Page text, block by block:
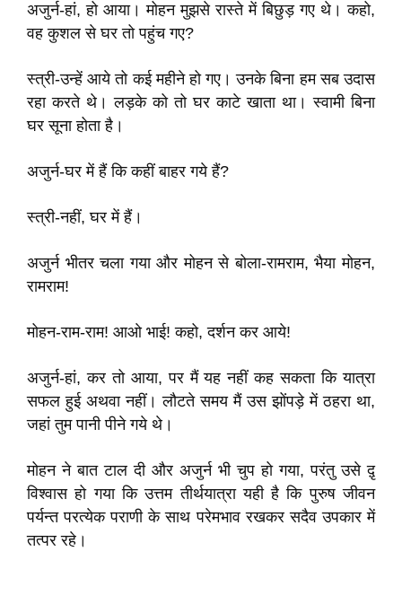
अजुर्न-हां, हो आया। मोहन मुझसे रास्ते में बिछुड़ गए थे। कहो,
वह कुशल से घर तो पहुंच गए?
स्त्री-उन्हें आये तो कई महीने हो गए। उनके बिना हम सब उदास
रहा करते थे। लड़के को तो घर काटे खाता था। स्वामी बिना
घर सूना होता है।
अजुर्न-घर में हैं कि कहीं बाहर गये हैं?
स्त्री-नहीं, घर में हैं।
अजुर्न भीतर चला गया और मोहन से बोला-रामराम, भैया मोहन,
रामराम!
मोहन-राम-राम! आओ भाई! कहो, दर्शन कर आये!
अजुर्न-हां, कर तो आया, पर मैं यह नहीं कह सकता कि यात्रा
सफल हुई अथवा नहीं। लौटते समय मैं उस झोंपड़े में ठहरा था,
जहां तुम पानी पीने गये थे।
मोहन ने बात टाल दी और अजुर्न भी चुप हो गया, परंतु उसे दृ़
विश्वास हो गया कि उत्तम तीर्थयात्रा यही है कि पुरुष जीवन
पर्यन्त परत्येक पराणी के साथ परेमभाव रखकर सदैव उपकार में
तत्पर रहे।